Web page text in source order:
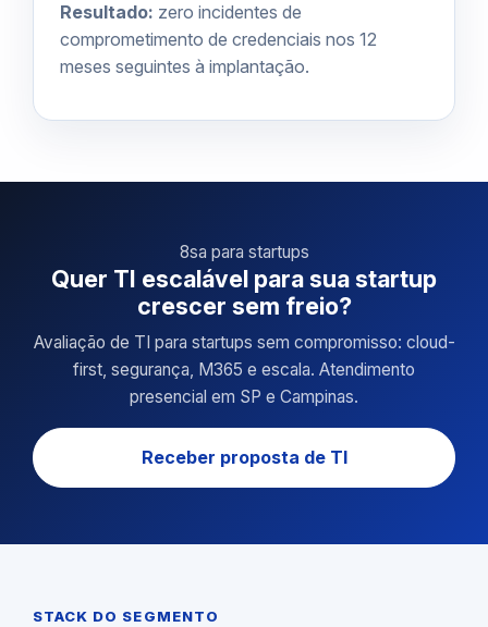
Resultado: zero incidentes de
comprometimento de credenciais nos 12
meses seguintes à implantação.
8sa para startups
Quer TI escalável para sua startup
crescer sem freio?
Avaliação de TI para startups sem compromisso: cloud-
first, segurança, M365 e escala. Atendimento
presencial em SP e Campinas.
Receber proposta de TI
STACK DO SEGMENTO